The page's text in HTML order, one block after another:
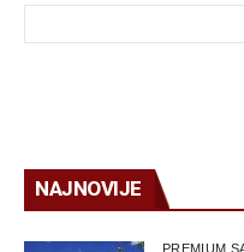
NAJNOVIJE
PREMIUM